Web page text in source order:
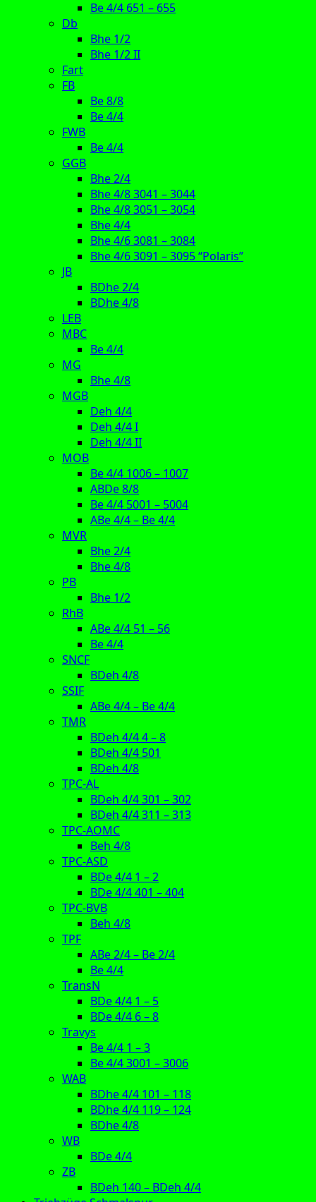
Be 4/4 651 – 655
Db
Bhe 1/2
Bhe 1/2 II
Fart
FB
Be 8/8
Be 4/4
FWB
Be 4/4
GGB
Bhe 2/4
Bhe 4/8 3041 – 3044
Bhe 4/8 3051 – 3054
Bhe 4/4
Bhe 4/6 3081 – 3084
Bhe 4/6 3091 – 3095 “Polaris”
JB
BDhe 2/4
BDhe 4/8
LEB
MBC
Be 4/4
MG
Bhe 4/8
MGB
Deh 4/4
Deh 4/4 I
Deh 4/4 II
MOB
Be 4/4 1006 – 1007
ABDe 8/8
Be 4/4 5001 – 5004
ABe 4/4 – Be 4/4
MVR
Bhe 2/4
Bhe 4/8
PB
Bhe 1/2
RhB
ABe 4/4 51 – 56
Be 4/4
SNCF
BDeh 4/8
SSIF
ABe 4/4 – Be 4/4
TMR
BDeh 4/4 4 – 8
BDeh 4/4 501
BDeh 4/8
TPC-AL
BDeh 4/4 301 – 302
BDeh 4/4 311 – 313
TPC-AOMC
Beh 4/8
TPC-ASD
BDe 4/4 1 – 2
BDe 4/4 401 – 404
TPC-BVB
Beh 4/8
TPF
ABe 2/4 – Be 2/4
Be 4/4
TransN
BDe 4/4 1 – 5
BDe 4/4 6 – 8
Travys
Be 4/4 1 – 3
Be 4/4 3001 – 3006
WAB
BDhe 4/4 101 – 118
BDhe 4/4 119 – 124
BDhe 4/8
WB
BDe 4/4
ZB
BDeh 140 – BDeh 4/4